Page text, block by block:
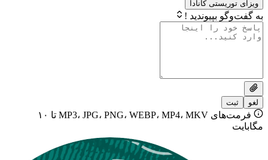
کانادا
!
فرمت‌های MP3، JPG، PNG، WEBP، MP4، MKV تا ۱۰